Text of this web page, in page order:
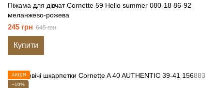
Піжама для дівчат Cornette 59 Hello summer 080-18 86-92
меланжево-рожева
245 грн 645 грн
Купити
АКЦІЯ
−10%